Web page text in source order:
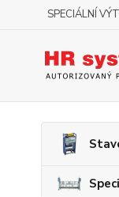
SPECIÁLNÍ